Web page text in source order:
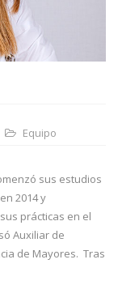
Equipo
sus estudios
2014 y
prácticas en el
Auxiliar de
de Mayores. Tras